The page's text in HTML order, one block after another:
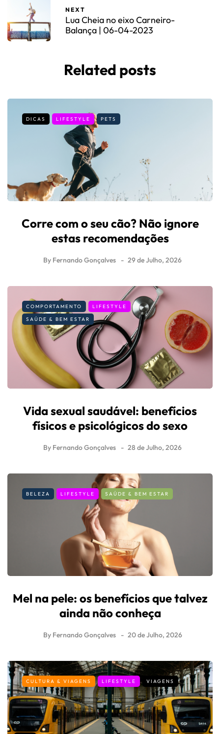
NEXT
Lua Cheia no eixo Carneiro-
Balança | 06-04-2023
Related posts
DICAS LIFESTYLE PETS
Corre com o seu cão? Não ignore
estas recomendações
By Fernando Gonçalves 29 de Julho, 2026
COMPORTAMENTO
LIFESTYLE
SAÚDE & BEM ESTAR
Vida sexual saudável: benefícios
físicos e psicológicos do sexo
By Fernando Gonçalves 28 de Julho, 2026
BELEZA LIFESTYLE SAÚDE & BEM ESTAR
Mel na pele: os benefícios que talvez
ainda não conheça
By Fernando Gonçalves 20 de Julho, 2026
CULTURA & VIAGENS LIFESTYLE VIAGENS